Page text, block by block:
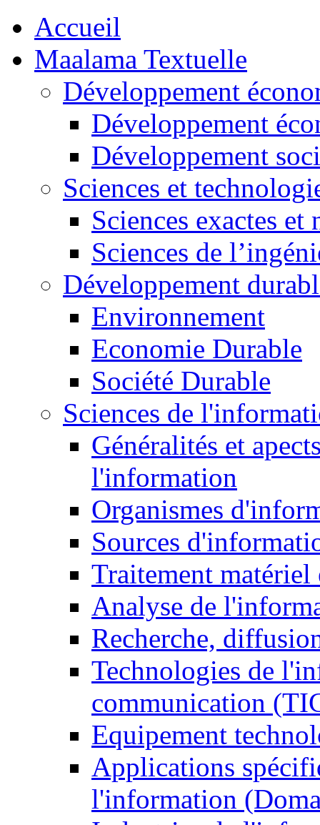
Accueil
Maalama Textuelle
Développement
Développement
Développement
Sciences et
Sciences exactes et
Sciences de
Développement
Environnement
Economie Durable
Société Durable
Sciences de
Généralités et
l'information
Organismes
Sources
Traitement matériel
Analyse de
Recherche,
Technologies de
communication
Equipement
Applications
l'information